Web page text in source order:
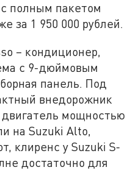
полным пакетом
за 1 950 000 рублей.
– кондиционер,
с 9-дюймовым
панель. Под
внедорожник
мощностью
на Suzuki Alto,
клиренс у Suzuki S-
достаточно для